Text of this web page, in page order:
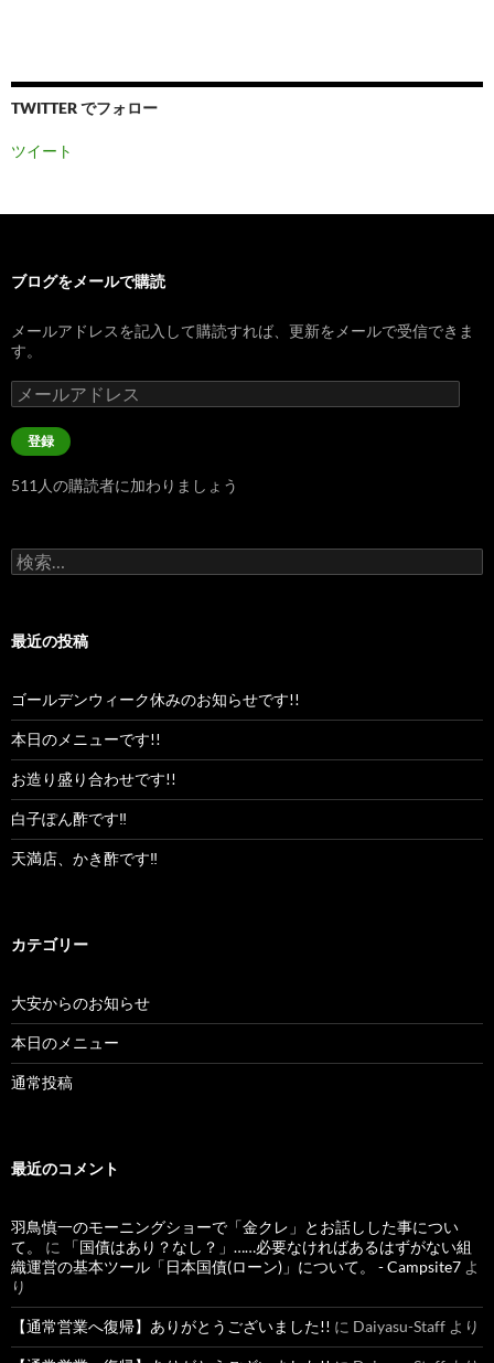
TWITTER でフォロー
ツイート
ブログをメールで購読
メールアドレスを記入して購読すれば、更新をメールで受信できま
す。
メ
ー
ル
ア
レ
登録
511人の購読者に加わりましょう
検
索:
最近の投稿
ゴールデンウィーク休みのお知らせです!!
本日のメニューです!!
お造り盛り合わせです!!
白子ぽん酢です‼︎
天満店、かき酢です‼︎
カテゴリー
大安からのお知らせ
本日のメニュー
通常投稿
最近のコメント
羽鳥慎一のモーニングショーで「金クレ」とお話しした事につい
て。
に
「国債はあり？なし？」……必要なければあるはずがない組
織運営の基本ツール「日本国債(ローン)」について。 - Campsite7 よ
り
【通常営業へ復帰】ありがとうございました!! に Daiyasu-Staff より